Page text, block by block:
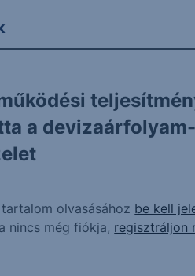
a
olvasásához be kell
nincs még fiókja, regisztráljon